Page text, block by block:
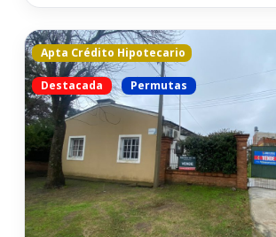
Apta Crédito Hipotecario
Destacada Permutas